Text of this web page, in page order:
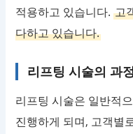
적용하고 있습니다.고
다하고 있습니다.
리프팅 시술의 과정
리프팅 시술은 일반적
진행하게 되며, 고객별